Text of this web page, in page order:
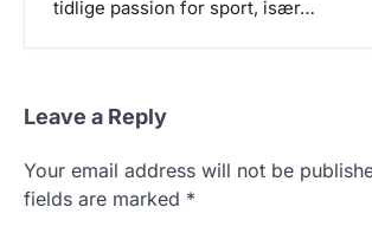
tidlige passion for sport, især…
Leave a Reply
Your email address will not be
fields are marked *